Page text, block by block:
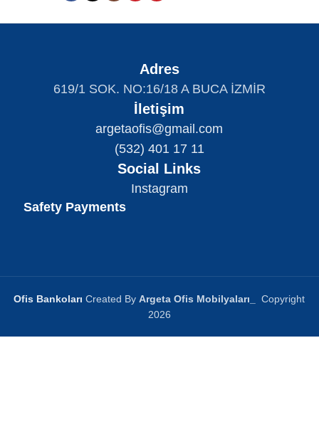
Adres
619/1 SOK. NO:16/18 A BUCA İZMİR
İletişim
argetaofis@gmail.com
(532) 401 17 11
Social Links
Instagram
Safety Payments
Ofis Bankoları Created ByArgeta Ofis Mobilyaları
Copyright
2026